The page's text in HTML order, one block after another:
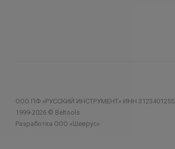
ООО ПФ «РУССКИЙ ИНСТРУМЕНТ» ИНН 3123401255
1999-2026 © Beltools
Разработка ООО «Шеврус»